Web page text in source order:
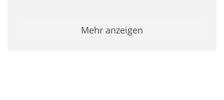
Mehr anzeigen